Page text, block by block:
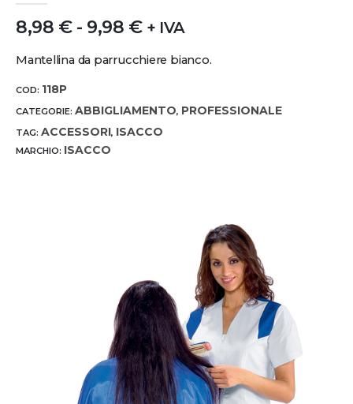
8,98 € - 9,98 € + IVA
Mantellina da parrucchiere bianco.
COD: 118P
CATEGORIE: ABBIGLIAMENTO, PROFESSIONALE
TAG: ACCESSORI, ISACCO
MARCHIO: ISACCO